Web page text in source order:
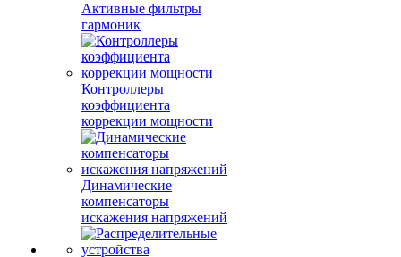
Активные фильтры
гармоник
Контроллеры
коэффициента
коррекции мощности
Динамические
компенсаторы
искажения напряжений